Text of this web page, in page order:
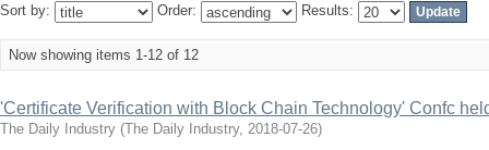
Sort by: Order: Results:
Now showing items 1-12 of 12
'Certificate Verification with Block Chain Technology' Confc
The Daily Industry (The Daily Industry, 2018-07-26)